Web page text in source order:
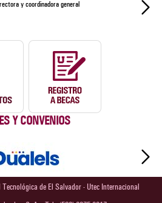
y coordinadora general
Y CONVENIOS
de El Salvador - Utec Internacional